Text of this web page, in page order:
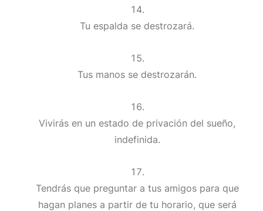
Tu espalda se destrozará.
Tus manos se destrozarán.
Vivirás en un estado de privación del sueño,
indefinida.
Tendrás que preguntar a tus amigos para que
hagan planes a partir de tu horario, que será